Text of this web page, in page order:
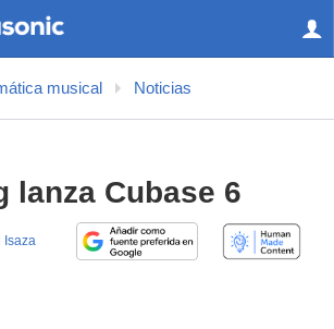
musical Noticias
lanza Cubase 6
Isaza